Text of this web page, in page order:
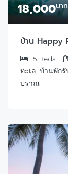
18,000บาท
บ้าน Happy
5 Beds
ทะเล, บ้านพัก
ปราณ